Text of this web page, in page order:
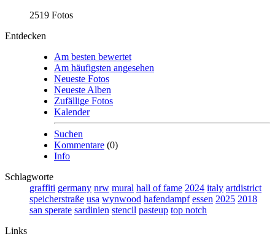
2519 Fotos
Entdecken
Am besten bewertet
Am häufigsten angesehen
Neueste Fotos
Neueste Alben
Zufällige Fotos
Kalender
Suchen
Kommentare (0)
Info
Schlagworte
graffiti germany nrw mural hall of fame 2024 italy artdistrict
speicherstraße usa wynwood hafendampf essen 2025 2018
san sperate sardinien stencil pasteup top notch
Links